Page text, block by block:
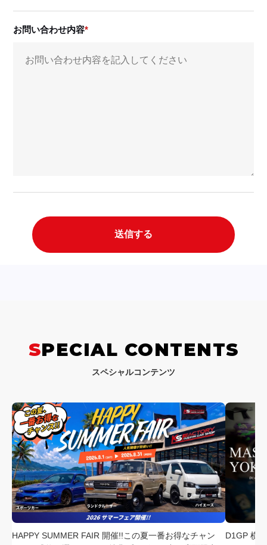
お問い合わせ内容
SPECIAL CONTENTS
スペシャルコンテンツ
HAPPY SUMMER FAIR 開催!!この夏一番お得なチャン
D1GP 横